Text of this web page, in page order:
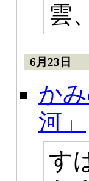
雲
6月23日
か
河」
す